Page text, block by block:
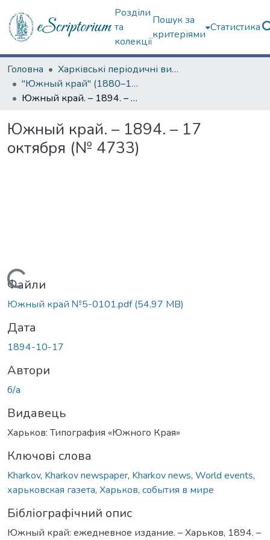
Розділи
та
колекції
Пошук за
критеріями
Статистика
Головна
Харківські періодичні видання
"Южный край" (1880–1919 гг.)
Южный край. – 1894. – 17 октября (№ 4733)
Южный край. – 1894. – 17
октября (№ 4733)
Вантажиться...
Файли
Южный край №5-0101.pdf(54,97 MB)
Дата
1894-10-17
Автори
б/а
Видавець
Харьков: Типография «Южного Края»
Ключові слова
Kharkov, Kharkov newspaper, Kharkov news, World events,
харьковская газета, Харьков, события в мире
Бібліографічний опис
Южный край: ежедневное издание. – Харьков, 1894. –